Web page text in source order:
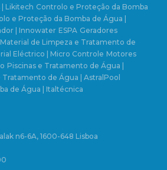
| Likitech Controlo e Proteção da Bomba
e Proteção da Bomba de Água |
| Innowater ESPA Geradores
Material de Limpeza e Tratamento de
Eléctrico | Micro Controle Motores
Piscinas e Tratamento de Água |
Tratamento de Água | AstralPool
de Água | Italtécnica
n6-6A, 1600-648 Lisboa